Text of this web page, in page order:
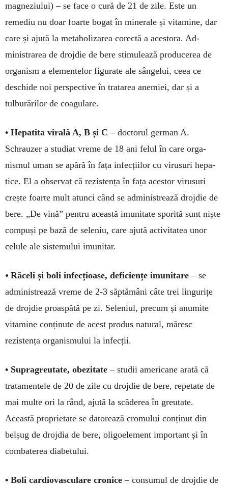
magneziului) – se face o cură de 21 de zile. Este un
remediu nu doar foarte bogat în minerale și vitamine, dar
care și ajută la metabolizarea corectă a acestora. Ad­
ministrarea de drojdie de bere stimulează pro­ducerea de
organism a elemen­telor figurate ale sângelui, ceea ce
deschide noi pers­pective în tratarea anemiei, dar și a
tulbu­ră­rilor de coa­gulare.
• Hepatita virală A, B și C – doctorul ger­man A.
Schrauzer a studiat vreme de 18 ani felul în care orga­
nismul uman se apără în fața infecțiilor cu virusuri he­pa­
tice. El a observat că rezis­tența în fața acestor virusuri
crește foarte mult atunci când se administrează drojdie de
bere. „De vină” pentru această imunitate sporită sunt niște
com­puși pe bază de seleniu, care ajută activi­tatea unor
celule ale sistemului imunitar.
• Răceli și boli infec­țioase, deficiențe imu­nitare – se
administrează vreme de 2-3 săptămâni câte trei lingurițe
de drojdie proaspătă pe zi. Seleniul, pre­cum și anumite
vita­mine con­ținute de acest produs natural, măresc
rezistența organismului la infecții.
• Supragreutate, obezitate – studii ameri­cane arată că
tratamentele de 20 de zile cu drojdie de bere, re­petate de
mai multe ori la rând, ajută la scăderea în greutate.
Această proprietate se dato­rează cromului conținut din
belșug de drojdia de bere, oligoelement important și în
combaterea diabetului.
• Boli cardiovasculare cronice – con­sumul de droj­die de